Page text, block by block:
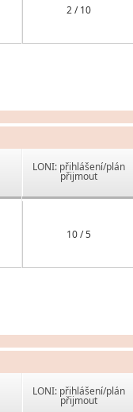
2 / 10
LONI: přihlášení/plán
přijmout
10 / 5
LONI: přihlášení/plán
přijmout